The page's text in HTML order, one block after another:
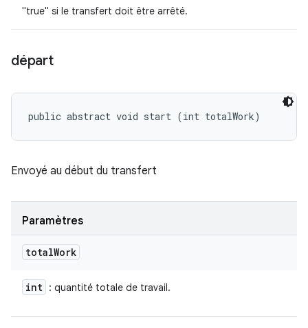
"true" si le transfert doit être arrêté.
départ
public abstract void start (int totalWork)
Envoyé au début du transfert
Paramètres
totalWork
int : quantité totale de travail.